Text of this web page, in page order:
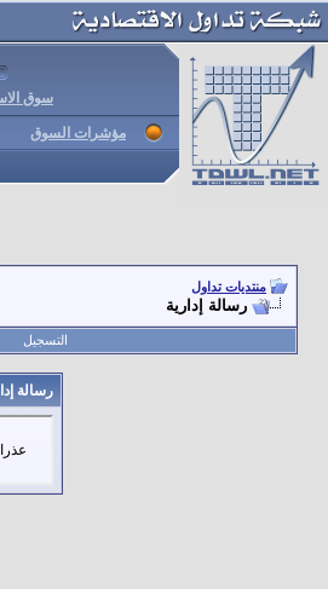
سوق
مؤشرات السوق
منتديات تداول
رسالة إدارية
التسجيل
رسالة